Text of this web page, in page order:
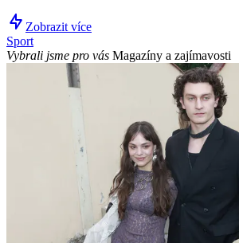
Zobrazit více
Sport
Vybrali jsme pro vás Magazíny a zajímavosti